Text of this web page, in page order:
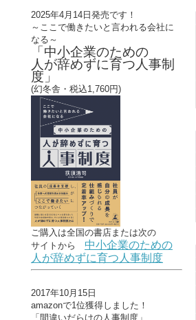
2025年4月14日発売です！
～ここで働きたいと言われる会社に
なる～
「中小企業のための
人が辞めずに育つ人事制
度」
(幻冬舎・税込1,760円)
ご購入は全国の書店または次の
サイトから 中小企業のための
人が辞めずに育つ人事制度
2017年10月15日
amazonで1位獲得しました！
「間違いだらけの人事制度」